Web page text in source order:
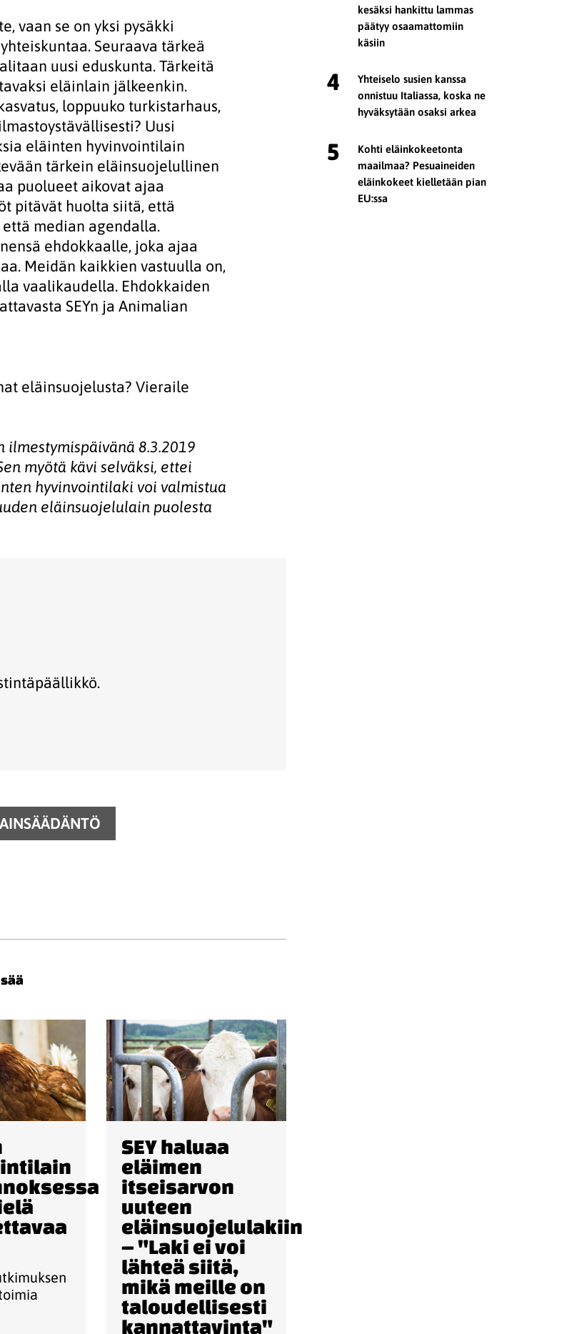
vaan se on yksi pysäkki
Seuraava tärkeä
uusi eduskunta. Tärkeitä
eläinlain jälkeenkin.
loppuuko turkistarhaus,
Uusi
eläinten hyvinvointilain
tärkein eläinsuojelullinen
puolueet aikovat ajaa
pitävät huolta siitä, että
median agendalla.
ehdokkaalle, joka ajaa
Meidän kaikkien vastuulla on,
vaalikaudella. Ehdokkaiden
SEYn ja Animalian
eläinsuojelusta? Vieraile
ilmestymispäivänä 8.3.2019
myötä kävi selväksi, ettei
hyvinvointilaki voi valmistua
eläinsuojelulain puolesta
SEY haluaa
eläimen
itseisarvon
uuteen
eläinsuojelulakiin
– "Laki ei voi
lähteä siitä,
mikä meille on
taloudellisesti
kannattavinta"
kesäksi hankittu lammas
päätyy osaamattomiin
käsiin
4
Yhteiselo susien kanssa
onnistuu Italiassa, koska ne
hyväksytään osaksi arkea
5
Kohti eläinkokeetonta
maailmaa? Pesuaineiden
eläinkokeet kielletään pian
EU:ssa